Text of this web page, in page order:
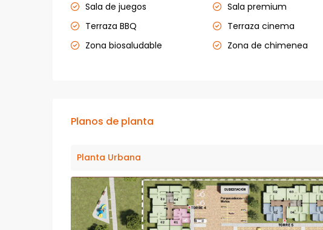
Sala de juegos
Sala premium
Terraza BBQ
Terraza cinema
Zona biosaludable
Zona de chimenea
Planos de planta
Planta Urbana